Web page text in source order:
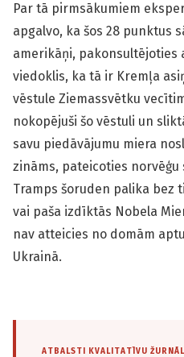
Par tā pirmsākumiem
apgalvo, ka šos 28 punktus
amerikāņi, pakonsultējoties
viedoklis, ka tā ir Kremļa
vēstule Ziemassvētku
nokopējuši šo vēstuli un
savu piedāvājumu miera
zināms, pateicoties
Tramps šoruden palika bez
vai paša izdīktās Nobela
nav atteicies no domām
Ukrainā.
ATBALSTI KVALITATĪVU